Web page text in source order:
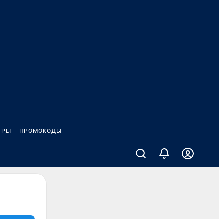
ПРОМОКОДЫ